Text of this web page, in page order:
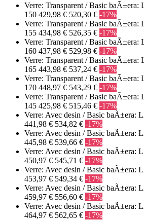
Verre: Transparent / Basic
150 429,98 € 520,30 € -17%
Verre: Transparent / Basic
155 434,98 € 526,35 € -17%
Verre: Transparent / Basic
160 437,98 € 529,98 € -17%
Verre: Transparent / Basic
165 443,98 € 537,24 € -17%
Verre: Transparent / Basic
170 448,97 € 543,29 € -17%
Verre: Transparent / Basic
145 425,98 € 515,46 € -17%
Verre: Avec desin / Basic baÃ±era:
441,98 € 534,82 € -17%
Verre: Avec desin / Basic baÃ±era:
445,98 € 539,66 € -17%
Verre: Avec desin / Basic baÃ±era:
450,97 € 545,71 € -17%
Verre: Avec desin / Basic baÃ±era:
453,97 € 549,34 € -17%
Verre: Avec desin / Basic baÃ±era:
459,97 € 556,60 € -17%
Verre: Avec desin / Basic baÃ±era:
464,97 € 562,65 € -17%